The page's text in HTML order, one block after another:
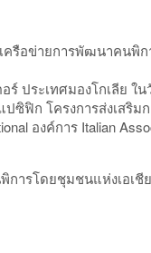
เครือข่ายการพัฒนาคน
ร์ ประเทศมองโกเลีย
ซิฟิก โครงการส่งเสริ
องค์การ Italian
ารโดยชุมชนแห่งเอเชี